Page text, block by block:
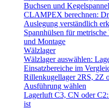
Buchsen und
CLAMPEX berechnen:
Auslegung verständlich
Spannhülsen für
und Montage
Wälzlager
Wälzlager auswählen:
Einsatzbereiche im
Rillenkugellager 2RS, 2Z
Ausführung wählen
Lagerluft C3, CN oder
ist